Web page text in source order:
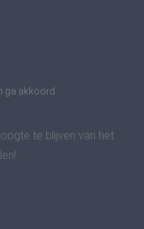
ga akkoord
te blijven van het